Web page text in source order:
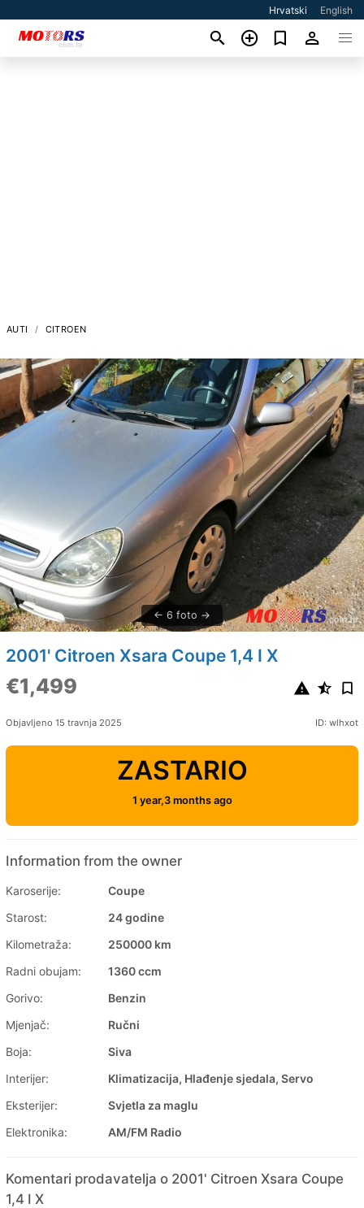
Hrvatski English
AUTI CITROEN
6 foto
2001' Citroen Xsara Coupe 1,4 I X
€1,499
Objavljeno 15 travnja 2025 ID: wlhxot
ZASTARIO
1 year,3 months ago
Information from the owner
Karoserije:
Coupe
Starost:
24 godine
Kilometraža:
250000 km
Radni obujam:
1360 ccm
Gorivo:
Benzin
Mjenjač:
Ručni
Boja:
Siva
Interijer:
Klimatizacija, Hlađenje sjedala, Servo
Eksterijer:
Svjetla za maglu
Elektronika:
AM/FM Radio
Komentari prodavatelja o 2001' Citroen Xsara Coupe
1,4 I X